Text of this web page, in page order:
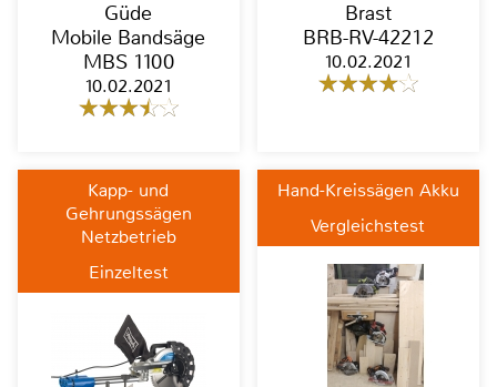
Güde
Mobile Bandsäge
MBS 1100
10.02.2021
Brast
BRB-RV-42212
10.02.2021
Kapp- und
Gehrungssägen
Netzbetrieb
Einzeltest
Hand-Kreissägen Akku
Vergleichstest